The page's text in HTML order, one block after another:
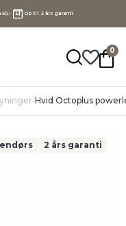
50,- Op til 2 års garanti
0
•Hvid Octoplus
2 års garanti